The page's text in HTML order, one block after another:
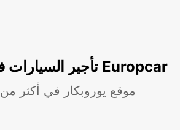
تأجير السيارات في أبو ظبي مع Europcar
موقع يوروبكار في أكثر من